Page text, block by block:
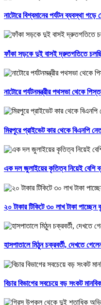
নাটোরে বিশ্বমানের পর্যটন ব্যবস্থা গড়ে
ফাঁকা সড়কে দুই বাসই দ্রুতগতিতে
নাটোরে পর্যটনমন্ত্রীর পথসভা থেকে
মিরপুরে প্রাইভেট কার থেকে বিএনপি
এক দল জুলাইয়ের কৃতিত্ব নিয়েই বেশি
২০ টাকার টিকিটে ৩০ লাখ টাকা পাচ্ছেন
হাসপাতালে মিঠুন চক্রবর্তী, দেখতে
বিচার বিভাগের সবচেয়ে বড় সংকট